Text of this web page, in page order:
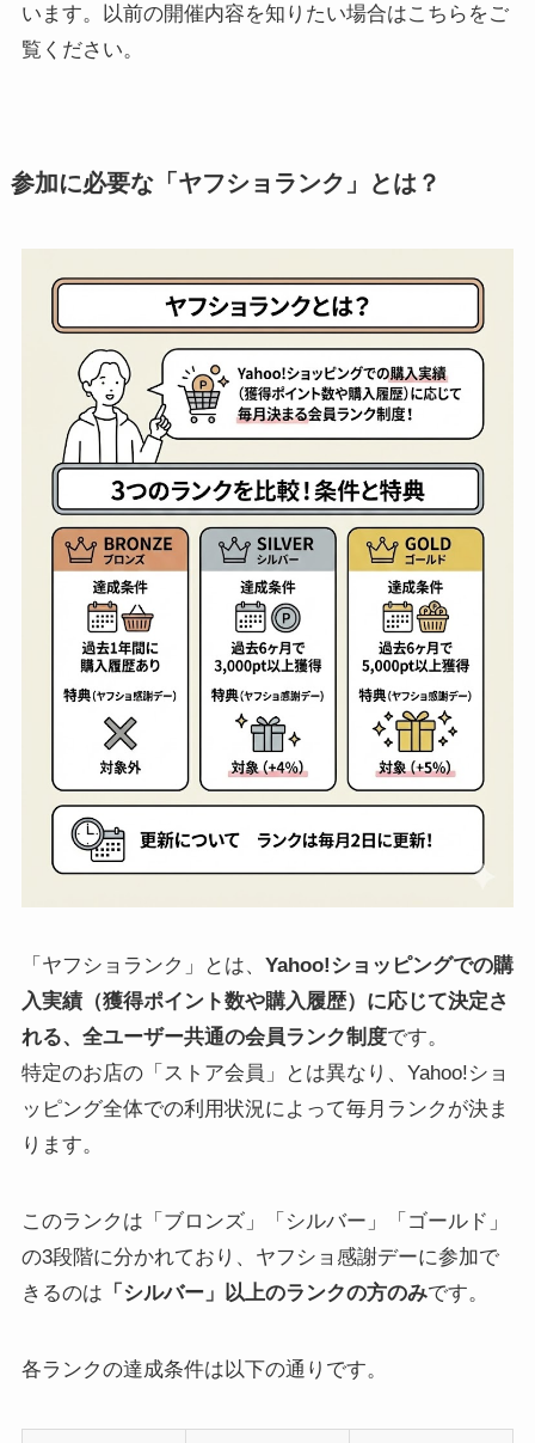
います。以前の開催内容を知りたい場合はこちらをご
覧ください。
参加に必要な「ヤフショランク」とは？
「ヤフショランク」とは、 Yahoo!ショッピングでの購
入実績（獲得ポイント数や購入履歴）に応じて決定さ
れる、全ユーザー共通の会員ランク制度です。
特定のお店の「ストア会員」とは異なり、Yahoo!ショ
ッピング全体での利用状況によって毎月ランクが決ま
ります。
このランクは「ブロンズ」「シルバー」「ゴールド」
の3段階に分かれており、ヤフショ感謝デーに参加で
きるのは 「シルバー」以上のランクの方のみです。
各ランクの達成条件は以下の通りです。